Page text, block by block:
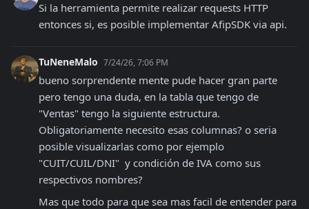
Si la herramienta permite realizar requests HTTP
entonces si, es posible implementar AfipSDK via api.
TuNeneMalo 7/24/26, 7:06 PM
bueno sorprendente mente pude hacer gran parte
pero tengo una duda, en la tabla que tengo de
"Ventas" tengo la siguiente estructura.
Obligatoriamente necesito esas columnas? o seria
posible visualizarlas como por ejemplo
"CUIT/CUIL/DNI"  y condición de IVA como sus
respectivos nombres?
Mas que todo para que sea mas facil de entender para